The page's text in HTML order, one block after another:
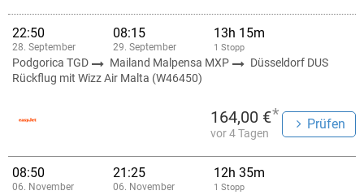
22:50
28. September
08:15
29. September
13h 15m
1 Stopp
Podgorica TGD Mailand Malpensa MXP
Düsseldorf DUS
Rückflug mit Wizz Air Malta (W46450)
164,00 €*
vor 4 Tagen
Prüfen
08:50
06. November
21:25
06. November
12h 35m
1 Stopp